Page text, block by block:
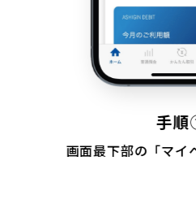
手
画面最下部の「マイ